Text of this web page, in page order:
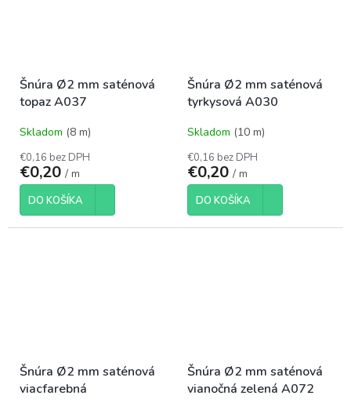
Šnúra Ø2 mm saténová
topaz A037
Skladom (8 m)
€0,16 bez DPH
€0,20 / m
DO KOŠÍKA
Šnúra Ø2 mm saténová
tyrkysová A030
Skladom (10 m)
€0,16 bez DPH
€0,20 / m
DO KOŠÍKA
Šnúra Ø2 mm saténová
viacfarebná
Šnúra Ø2 mm saténová
vianočná zelená A072